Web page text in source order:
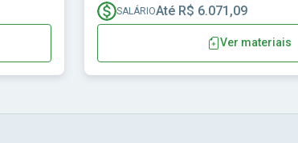
SALÁRIOAté R$ 6.071,09
Ver materiais